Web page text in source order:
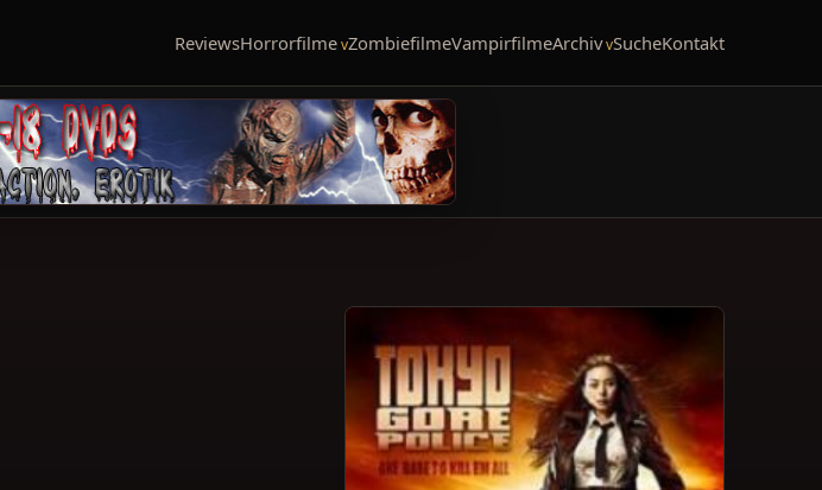
ReviewsHorrorfilme ZombiefilmeVampirfilmeArchiv SucheKontakt